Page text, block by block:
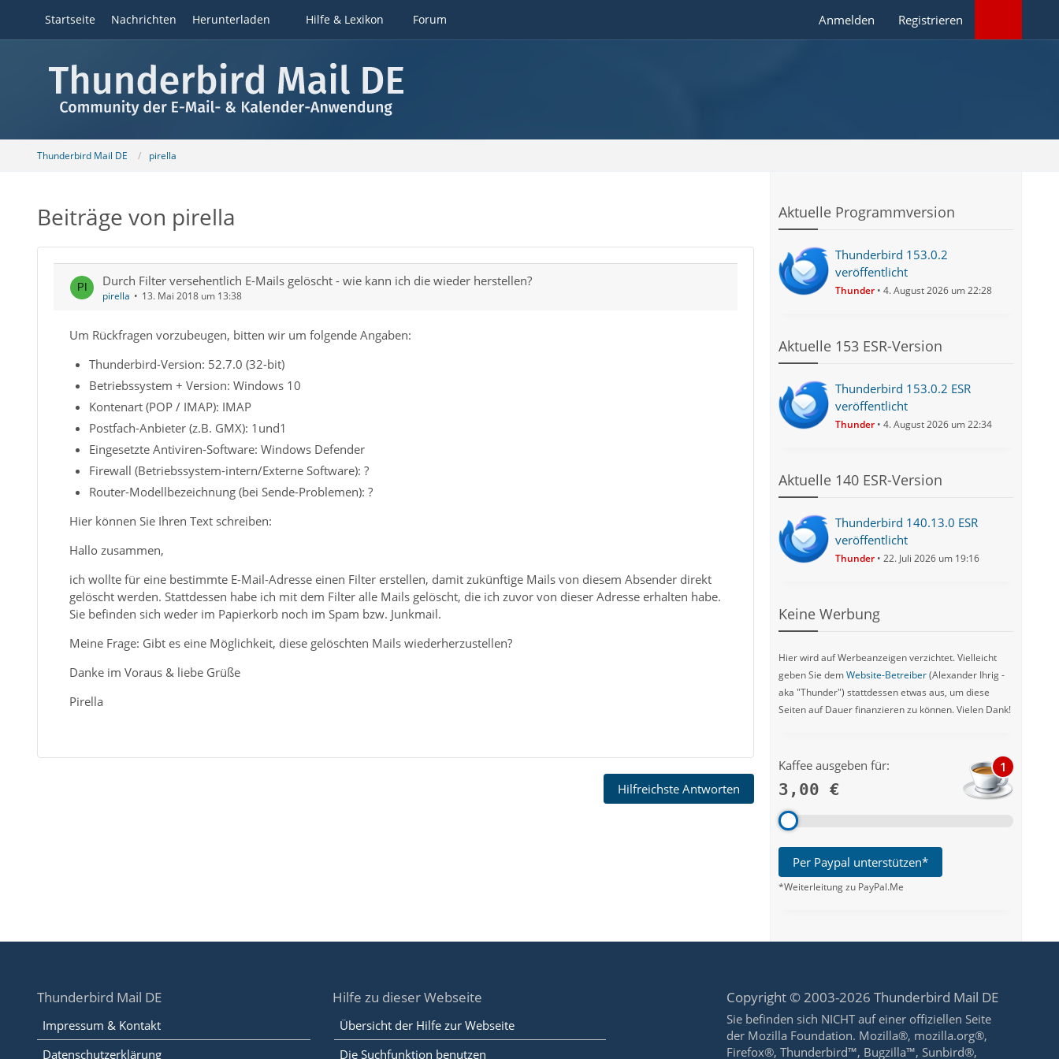
Startseite Nachrichten Herunterladen Hilfe & Lexikon Forum Anmelden Registrieren
Thunderbird Mail DE pirella
Beiträge von pirella
Durch Filter versehentlich E-Mails gelöscht - wie kann ich die wieder herstellen?
pirella 13. Mai 2018 um 13:38
Um Rückfragen vorzubeugen, bitten wir um folgende Angaben:
Thunderbird-Version: 52.7.0 (32-bit)
Betriebssystem + Version: Windows 10
Kontenart (POP / IMAP): IMAP
Postfach-Anbieter (z.B. GMX): 1und1
Eingesetzte Antiviren-Software: Windows Defender
Firewall (Betriebssystem-intern/Externe Software): ?
Router-Modellbezeichnung (bei Sende-Problemen): ?
Hier können Sie Ihren Text schreiben:
Hallo zusammen,
ich wollte für eine bestimmte E-Mail-Adresse einen Filter erstellen, damit zukünftige Mails von diesem Absender direkt
gelöscht werden. Stattdessen habe ich mit dem Filter alle Mails gelöscht, die ich zuvor von dieser Adresse erhalten habe.
Sie befinden sich weder im Papierkorb noch im Spam bzw. Junkmail.
Meine Frage: Gibt es eine Möglichkeit, diese gelöschten Mails wiederherzustellen?
Danke im Voraus & liebe Grüße
Pirella
Hilfreichste Antworten
Aktuelle Programmversion
Thunderbird 153.0.2
veröffentlicht
Thunder 4. August 2026 um 22:28
Aktuelle 153 ESR-Version
Thunderbird 153.0.2 ESR
veröffentlicht
Thunder 4. August 2026 um 22:34
Aktuelle 140 ESR-Version
Thunderbird 140.13.0 ESR
veröffentlicht
Thunder 22. Juli 2026 um 19:16
Keine Werbung
Hier wird auf Werbeanzeigen verzichtet. Vielleicht
geben Sie demWebsite-Betreiber(Alexander Ihrig -
aka "Thunder") stattdessen etwas aus, um diese
Seiten auf Dauer finanzieren zu können. Vielen Dank!
Kaffee ausgeben für:
3,00 €
1
Per Paypal unterstützen*
*Weiterleitung zu PayPal.Me
Thunderbird Mail DE
Impressum & Kontakt
Datenschutzerklärung
Hilfe zu dieser Webseite
Übersicht der Hilfe zur Webseite
Die Suchfunktion benutzen
Copyright © 2003-2026 Thunderbird Mail DE
Sie befinden sich NICHT auf einer offiziellen Seite
der Mozilla Foundation. Mozilla®, mozilla.org®,
Firefox®, Thunderbird™, Bugzilla™, Sunbird®,